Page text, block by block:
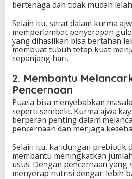
bertenaga dan tidak mudah
Selain itu, serat dalam kurma
memperlambat penyerapan
yang dihasilkan bisa bertahan
membuat tubuh tetap kuat
sepanjang hari.
2. Membantu
Pencernaan
Puasa bisa menyebabkan
seperti sembelit. Kurma ajwa
berperan penting dalam
pencernaan dan menjaga
Selain itu, kandungan prebiotik
membantu meningkatkan
usus. Dengan pencernaan yang
menyerap nutrisi dengan lebih